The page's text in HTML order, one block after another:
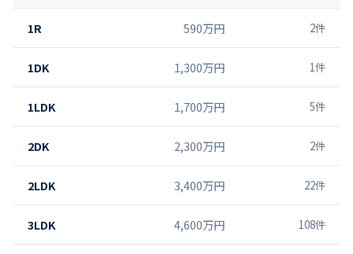
1R 590万円 2件
1DK 1,300万円 1件
1LDK 1,700万円 5件
2DK 2,300万円 2件
2LDK 3,400万円 22件
3LDK 4,600万円 108件